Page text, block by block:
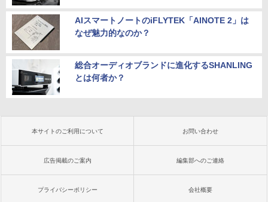
AIスマートノートのiFLYTEK「AINOTE 2」は
なぜ魅力的なのか？
総合オーディオブランドに進化するSHANLING
とは何者か？
本サイトのご利用について お問い合わせ
広告掲載のご案内 編集部へのご連絡
プライバシーポリシー 会社概要